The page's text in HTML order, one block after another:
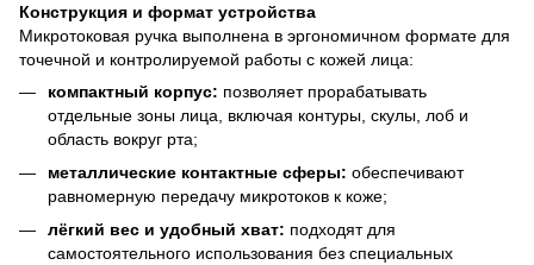
Конструкция и формат устройства
Микротоковая ручка выполнена в эргономичном формате для
точечной и контролируемой работы с кожей лица:
компактный корпус: позволяет прорабатывать
отдельные зоны лица, включая контуры, скулы, лоб и
область вокруг рта;
металлические контактные сферы: обеспечивают
равномерную передачу микротоков к коже;
лёгкий вес и удобный хват: подходят для
самостоятельного использования без специальных